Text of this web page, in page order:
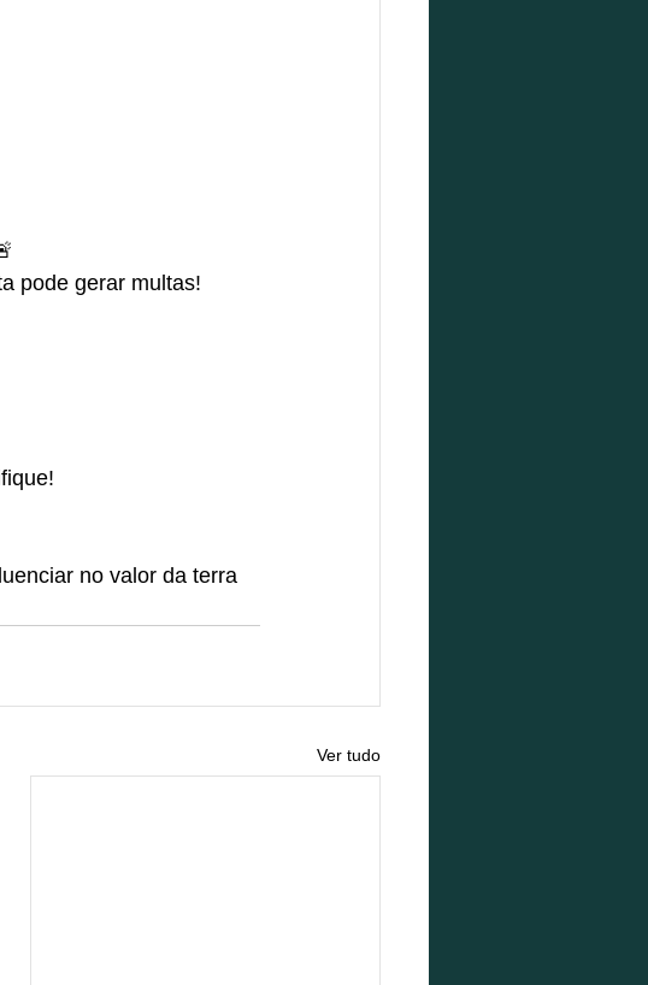
pode gerar multas!
no valor da terra
Ver tudo